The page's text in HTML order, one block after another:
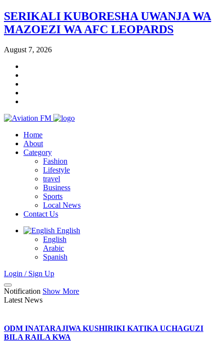
SERIKALI KUBORESHA UWANJA WA
MAZOEZI WA AFC LEOPARDS
August 7, 2026
Home
About
Category
Fashion
Lifestyle
travel
Business
Sports
Local News
Contact Us
English
English
Arabic
Spanish
Login / Sign Up
Notification Show More
Latest News
ODM INATARAJIWA KUSHIRIKI KATIKA UCHAGUZI
BILA RAILA KWA